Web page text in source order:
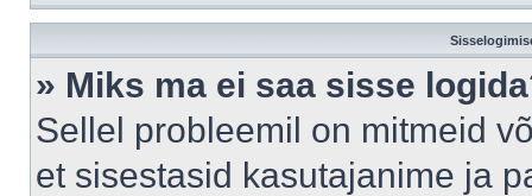
» Miks ma ei saa sisse
Sellel probleemil on mitmeid
et sisestasid kasutajanime ja